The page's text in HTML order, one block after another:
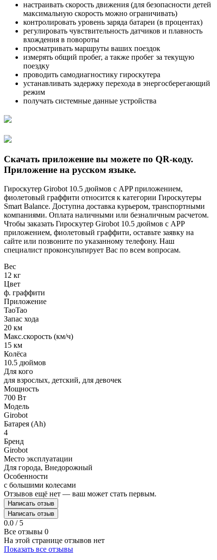
настраивать скорость движения (для безопасности детей
максимальную скорость можно ограничивать)
контролировать уровень заряда батареи (в процентах)
регулировать чувствительность датчиков и плавность
вхождения в повороты
просматривать маршруты ваших поездок
измерять общий пробег, а также пробег за текущую
поездку
проводить самодиагностику гироскутера
устанавливать задержку перехода в энергосберегающий
режим
получать системные данные устройства
Скачать приложение вы можете по QR-коду.
Приложение на русском языке.
Гироскутер Girobot 10.5 дюймов с APP приложением,
фиолетовый граффити относится к категории Гироскутеры
Smart Balance. Доступна доставка курьером, транспортными
компаниями. Оплата наличными или безналичным расчетом.
Чтобы заказать Гироскутер Girobot 10.5 дюймов с APP
приложением, фиолетовый граффити, оставьте заявку на
сайте или позвоните по указанному телефону. Наш
специалист проконсультирует Вас по всем вопросам.
Вес
12 кг
Цвет
ф. граффити
Приложение
TaoTao
Запас хода
20 км
Макс.скорость (км/ч)
15 км
Колёса
10.5 дюймов
Для кого
для взрослых, детский, для девочек
Мощность
700 Вт
Модель
Girobot
Батарея (Ah)
4
Бренд
Girobot
Место эксплуатации
Для города, Внедорожный
Особенности
с большими колесами
Отзывов ещё нет — ваш может стать первым.
Написать отзыв
Написать отзыв
0.0 / 5
Все отзывы 0
На этой странице отзывов нет
Показать все отзывы